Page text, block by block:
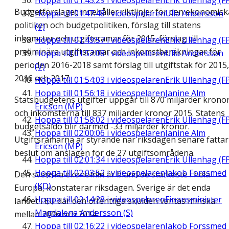
Hoppa till01:47:48i videospelarenUlla Andersson
(V)
Hoppa till01:49:57i videospelarenErik Ullenhag
Hoppa till01:52:08i videospelarenUlla Andersson
(V)
Hoppa till 01:54:03 i videospelarenErik Ullenhag
Hoppa till 01:56:18 i videospelarenJanine Alm
Ericson (MP)
Hoppa till01:58:02 i videospelarenErik Ullenhag
Hoppa till02:00:06i videospelarenJanine Alm
Ericson (MP)
Hoppa till02:01:34i videospelarenErik Ullenhag
Hoppa till02:03:52 i videospelarenJakob Forssmed
(KD)
Hoppa till02:14:28i videospelarenFinansminister
Magdalena Andersson (S)
Hoppa till 02:16:22 i videospelarenJakob Forssmed
Budgetförslaget innehåller riktlinjer för den
politiken och budgetpolitiken, förslag till statens
inkomster och utgiftsramar för 2015, förslag till
preliminära utgiftsramar och inkomstberäkningar för
perioden 2016-2018 samt förslag till utgiftstak för 2015,
2016 och 2017.
Statsbudgetens utgifter uppgår till 870 miljarder
och inkomsterna till 837 miljarder kronor 2015. Statens
budgetsaldo blir därmed -33 miljarder kronor.
Utgiftsramarna är styrande när riksdagen senare fattar
beslut om anslagen för de 27 utgiftsområdena.
Den svenska ekonomin är bland de starkaste i hela
Europa, konstaterar riksdagen. Sverige är det enda
landet i EU där den offentliga skulden väntas minska
mellan 2006 och 2014.